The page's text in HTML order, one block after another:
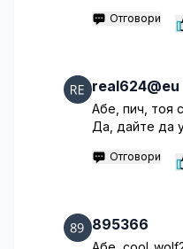
Отговори
real624@eu
Абе, пич, тоя
Да, дайте да
Отговори
895366